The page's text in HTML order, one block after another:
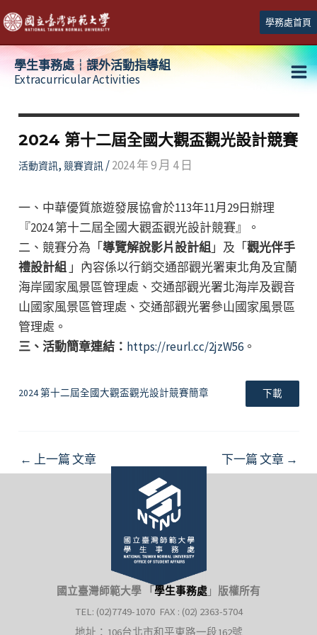
跳
至
主
學務處首頁
學生事務處┆課外活動指導組
Extracurricular Activities
2024 第十二屆全國大觀盃觀光設計競賽
活動資訊, 競賽資訊/2024 年 9 月 4 日
一、中華優質旅遊發展協會於113年11月29日辦理
『2024 第十二屆全國大觀盃觀光設計競賽』。
二、競賽分為「導覽解說影片設計組」及「觀光伴手
禮設計組」內容係以行銷交通部觀光署東北角及宜蘭
海岸國家風景區管理處、交通部觀光署北海岸及觀音
山國家風景區管理處、交通部觀光署參山國家風景區
管理處。
三、活動簡章連結： https://reurl.cc/2jzW56。
2024 第十二屆全國大觀盃觀光設計競賽簡章 下載
Post
navigation
← 上一篇 文章 下一篇 文章 →
國立臺灣師範大學 「 學生事務處 」 版權所有
TEL: (02)7749-1070 FAX : (02) 2363-5704
地址：106台北市和平東路一段162號